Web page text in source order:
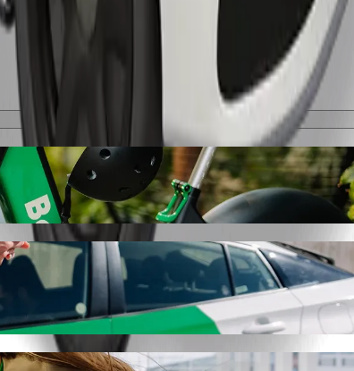
Bolt tar denne turen ca. 29 min og koster omtrent 31,10